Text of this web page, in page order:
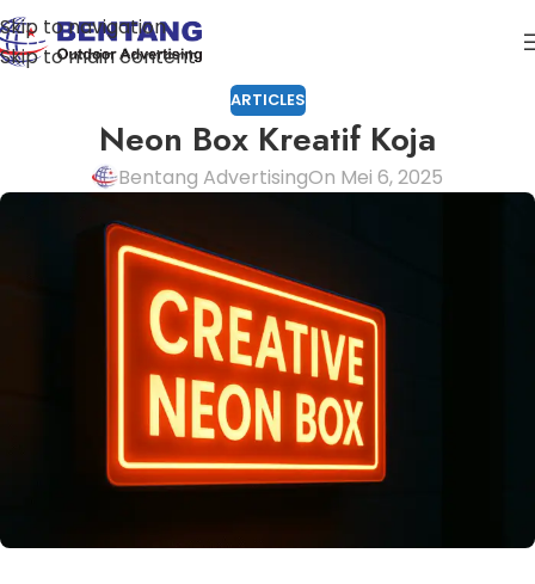
Skip to navigation
Skip to main content
ARTICLES
Neon Box Kreatif Koja
Bentang AdvertisingOn Mei 6, 2025